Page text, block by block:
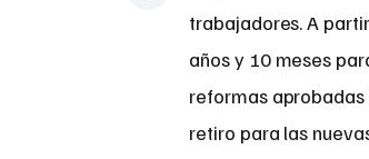
trabajadores. A
años y 10 meses
reformas
retiro para las